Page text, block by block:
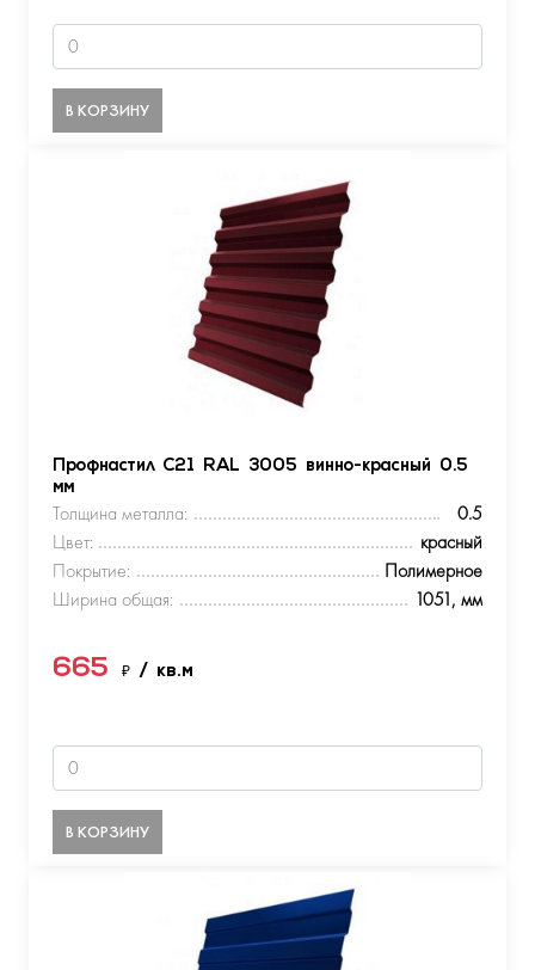
В КОРЗИНУ
Профнастил С21 RAL 3005 винно-красный 0.5
мм
Толщина металла:
0.5
Цвет:
красный
Покрытие:
Полимерное
Ширина общая:
1051, мм
665 ₽ / кв.м
В КОРЗИНУ